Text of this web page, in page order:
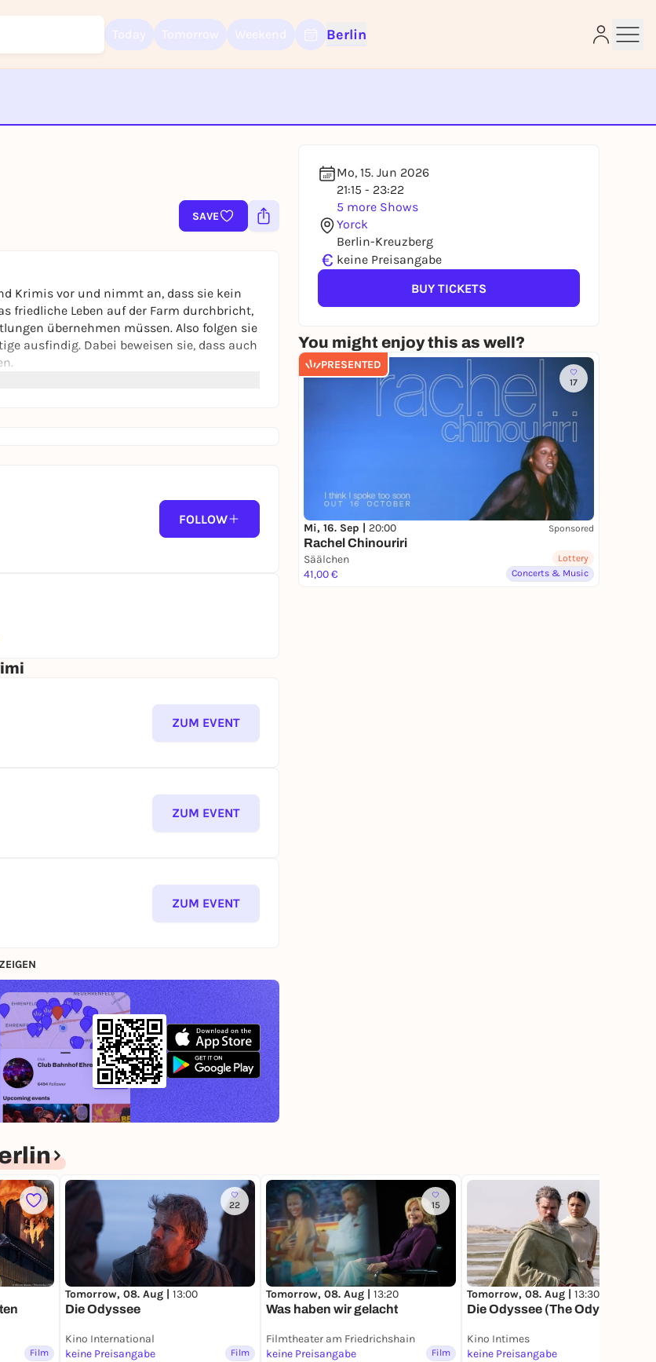
Berlin
SAVE
Mo, 15. Jun 2026
21:15 - 23:22
5 more Shows
Yorck
Berlin-Kreuzberg
€ keine Preisangabe
BUY TICKETS
You might enjoy this as well?
PRESENTED
17
Mi, 16. Sep | 20:00 Sponsored
Rachel Chinouriri
Säälchen
41,00 €
Lottery
Concerts & Music
Krimis vor und nimmt an, dass sie kein
friedliche Leben auf der Farm durchbricht,
übernehmen müssen. Also folgen sie
ausfindig. Dabei beweisen sie, dass auch
FOLLOW
ZUM EVENT
ZUM EVENT
ZUM EVENT
Film
22
Tomorrow, 08. Aug | 13:00
Die Odyssee
Kino International
keine Preisangabe
Film
15
Tomorrow, 08. Aug | 13:20
Was haben wir gelacht
Filmtheater am Friedrichshain
keine Preisangabe
Film
Tomorrow, 08. Aug | 13:30
Die Odyssee (The Odyssey)
Kino Intimes
keine Preisangabe
for free and get started right away
Log in now